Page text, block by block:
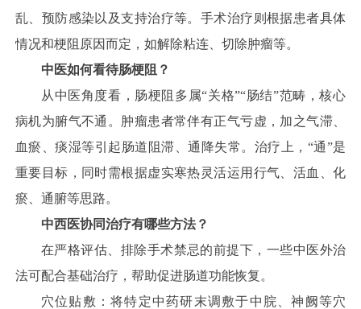
乱、预防感染以及支持治疗等。手术治疗则根据患者具体
情况和梗阻原因而定，如解除粘连、切除肿瘤等。
中医如何看待肠梗阻？
从中医角度看，肠梗阻多属“关格”“肠结”范畴，核心
病机为腑气不通。肿瘤患者常伴有正气亏虚，加之气滞、
血瘀、痰湿等引起肠道阻滞、通降失常。治疗上，“通”是
重要目标，同时需根据虚实寒热灵活运用行气、活血、化
瘀、通腑等思路。
中西医协同治疗有哪些方法？
在严格评估、排除手术禁忌的前提下，一些中医外治
法可配合基础治疗，帮助促进肠道功能恢复。
穴位贴敷：将特定中药研末调敷于中脘、神阙等穴